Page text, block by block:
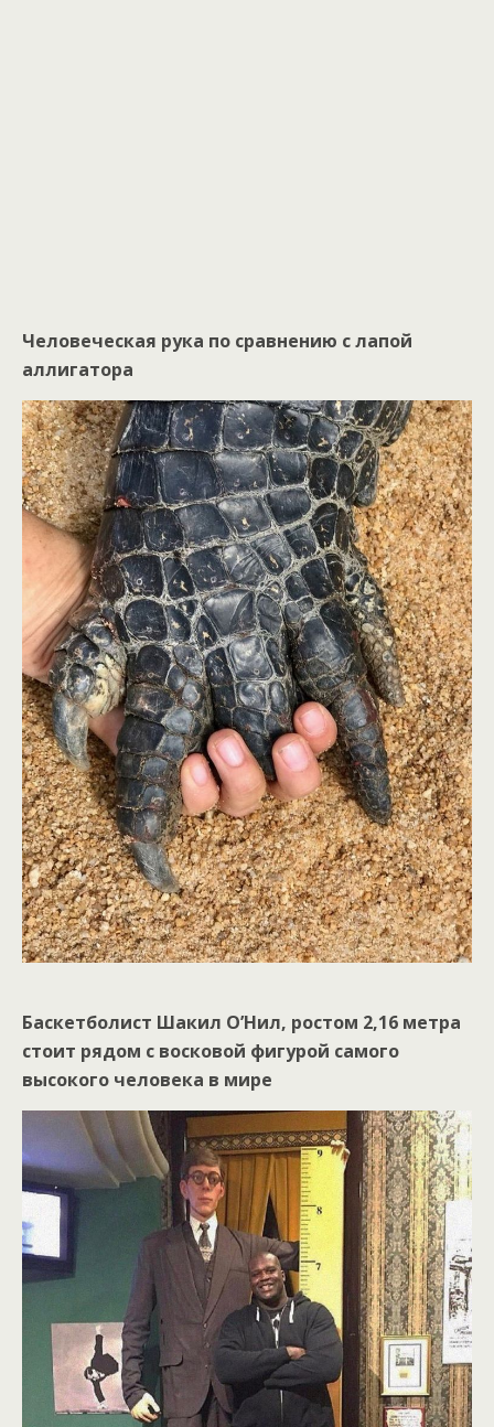
Человеческая рука по сравнению с лапой
аллигатора
Баскетболист Шакил О’Нил, ростом 2,16 метра
стоит рядом с восковой фигурой самого
высокого человека в мире